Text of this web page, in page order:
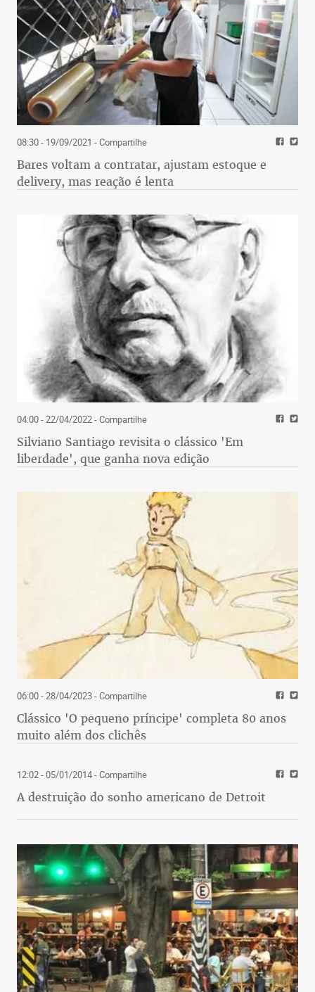
08:30 - 19/09/2021 - Compartilhe
Bares voltam a contratar, ajustam estoque e
delivery, mas reação é lenta
04:00 - 22/04/2022- Compartilhe
Silviano Santiago revisita o clássico 'Em
liberdade', que ganha nova edição
06:00 - 28/04/2023- Compartilhe
Clássico 'O pequeno príncipe' completa 80 anos
muito além dos clichês
12:02 - 05/01/2014- Compartilhe
A destruição do sonho americano de Detroit